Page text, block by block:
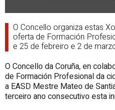
O Concello organiza estas
oferta de Formación
e 25 de febreiro e 2 de
O Concello da Coruña, en
de Formación Profesional da
a EASD Mestre Mateo de
terceiro ano consecutivo esta